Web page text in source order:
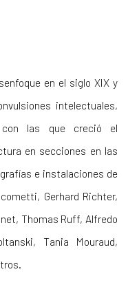
en el siglo XIX y
intelectuales,
las que creció el
en secciones en las
e instalaciones de
Gerhard Richter,
Thomas Ruff, Alfredo
Tania Mouraud,